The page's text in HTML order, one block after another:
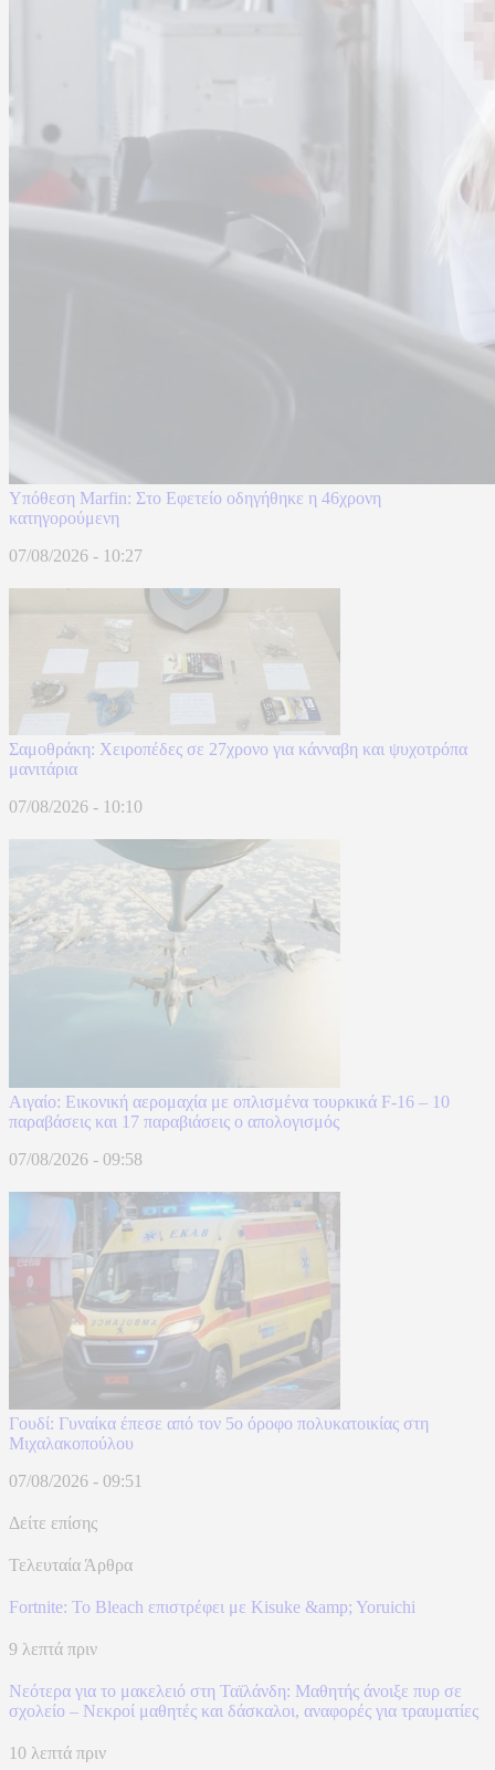
Υπόθεση Marfin: Στο Εφετείο οδηγήθηκε η 46χρονη
κατηγορούμενη
07/08/2026 - 10:27
Σαμοθράκη: Χειροπέδες σε 27χρονο για κάνναβη και ψυχοτρόπα
μανιτάρια
07/08/2026 - 10:10
Αιγαίο: Εικονική αερομαχία με οπλισμένα τουρκικά F-16 – 10
παραβάσεις και 17 παραβιάσεις ο απολογισμός
07/08/2026 - 09:58
Γουδί: Γυναίκα έπεσε από τον 5ο όροφο πολυκατοικίας στη
Μιχαλακοπούλου
07/08/2026 - 09:51
Δείτε επίσης
Τελευταία Άρθρα
Fortnite: Το Bleach επιστρέφει με Kisuke &amp; Yoruichi
9 λεπτά πριν
Νεότερα για το μακελειό στη Ταϊλάνδη: Μαθητής άνοιξε πυρ σε
σχολείο – Νεκροί μαθητές και δάσκαλοι, αναφορές για τραυματίες
10 λεπτά πριν